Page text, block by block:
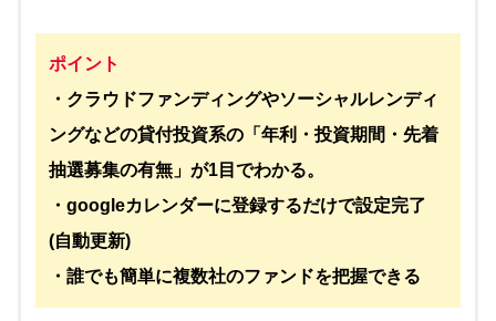
ポイント
・クラウドファンディングやソーシャルレンディ
ングなどの貸付投資系の「年利・投資期間・先着
抽選募集の有無」が1目でわかる。
・googleカレンダーに登録するだけで設定完了
(自動更新)
・誰でも簡単に複数社のファンドを把握できる